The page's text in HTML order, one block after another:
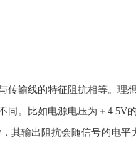
输线的特征阻抗相等。理
。比如电源电压为＋4.5V
其输出阻抗会随信号的电